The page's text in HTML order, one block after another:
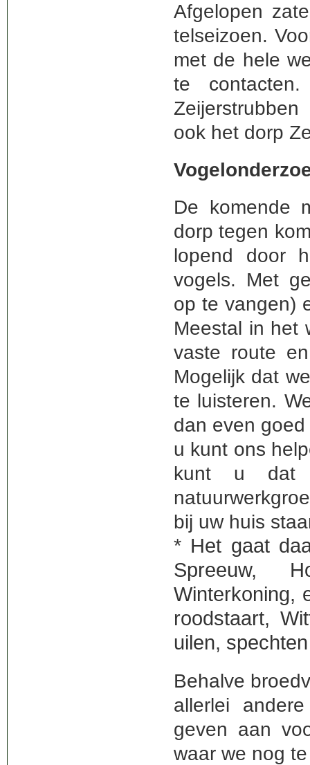
Afgelopen
telseizoen.
met de hele
te
ook het dorp
De komende
dorp tegen
lopend door
vogels. Met
op te vangen)
Meestal in het
vaste route
Mogelijk dat
te luisteren.
dan even
u kunt ons
kunt u dat
bij uw huis
* Het gaat
Spreeuw,
Winterkoning,
roodstaart,
uilen,
Behalve
allerlei
geven aan
waar we nog